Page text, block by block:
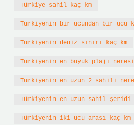
Türkiye sahil kaç km
Türkiyenin bir ucundan bir ucu
Türkiyenin deniz sınırı kaç km
Türkiyenin en büyük plajı neresi
Türkiyenin en uzun 2 sahili
Türkiyenin en uzun sahil
Türkiyenin iki ucu arası kaç km